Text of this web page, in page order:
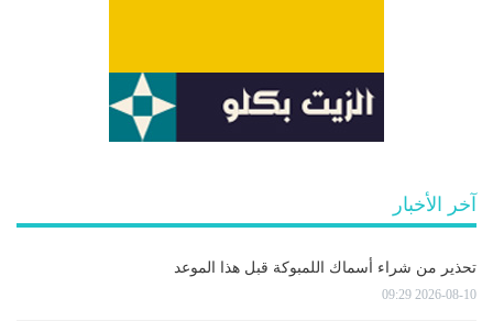
آخر الأخبار
تحذير من شراء أسماك اللمبوكة قبل هذا الموعد
2026-08-10 09:29